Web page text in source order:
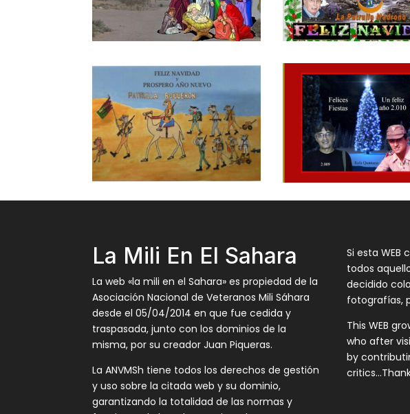
La Mili En El Sahara
La web «la mili en el Sahara» es propiedad de la
Asociación Nacional de Veteranos Mili Sáhara
desde el 05/04/2014 en que fue cedida y
traspasada, junto con los dominios de la
misma, por su creador Juan Piqueras.
La ANVMSh tiene todos los derechos de gestión
y uso sobre la citada web y su dominio,
garantizando la totalidad de las normas y
Si esta WEB
todos
decidido
fotografías,
This WEB
who after
by